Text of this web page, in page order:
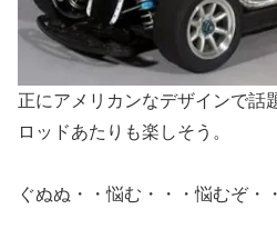
正にアメリカンなデザインで話
ロッドあたりも楽しそう。
ぐぬぬ・・悩む・・・悩むぞ・